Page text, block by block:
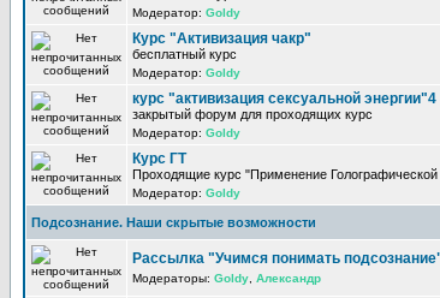
Модератор: Goldy
Курс "Активизация чакр"
бесплатный курс
Модератор: Goldy
курс "активизация сексуальной энергии"4
закрытый форум для проходящих курс
Модератор: Goldy
Курс ГТ
Проходящие курс "Применение Голографической
Модератор: Goldy
Подсознание. Наши скрытые возможности
Рассылка "Учимся понимать
Модераторы: Goldy Александр